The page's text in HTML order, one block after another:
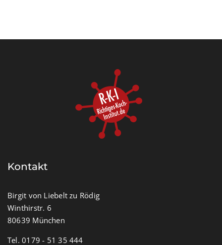
Kontakt
Birgit von Liebelt zu Rödig
Winthirstr. 6
80639 München
Tel. 0179 - 51 35 444